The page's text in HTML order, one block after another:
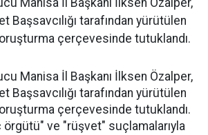
Manisa İl Başkanı İlksen Özalper,
Başsavcılığı tarafından yürütülen
çerçevesinde tutuklandı.
Manisa İl Başkanı İlksen Özalper,
Başsavcılığı tarafından yürütülen
çerçevesinde tutuklandı.
örgütü" ve "rüşvet" suçlamalarıyla